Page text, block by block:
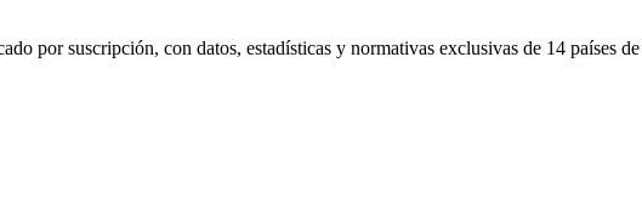
por suscripción, con datos, estadísticas y normativas exclusivas de 14 países